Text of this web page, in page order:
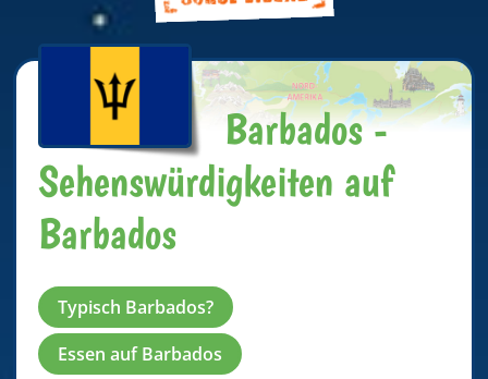
Barbados -
Sehenswürdigkeiten auf
Barbados
Typisch Barbados?
Essen auf Barbados